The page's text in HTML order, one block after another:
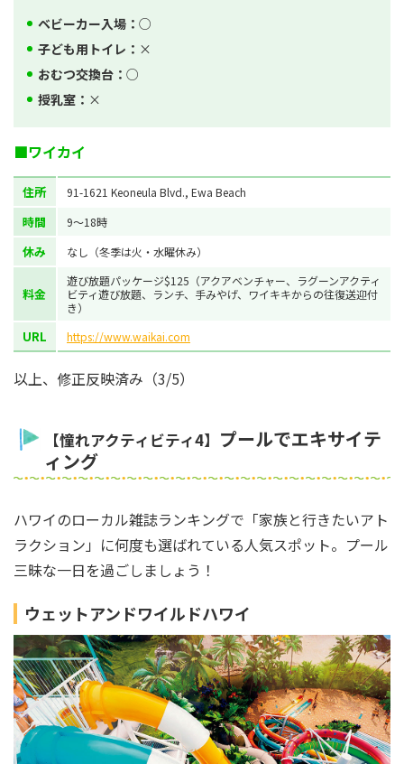
ベビーカー入場： ○
子ども用トイレ： ×
おむつ交換台： ○
授乳室： ×
■ワイカイ
住所 91-1621 Keoneula Blvd., Ewa Beach
時間 9～18時
休み なし（冬季は火・水曜休み）
料金
遊び放題パッケージ$125（アクアベンチャー、ラグーンアクティ
ビティ遊び放題、ランチ、手みやげ、ワイキキからの往復送迎付
き）
URL https://www.waikai.com
以上、修正反映済み（3/5）
【憧れアクティビティ4】 プールでエキサイテ
ィング
ハワイのローカル雑誌ランキングで「家族と行きたいアト
ラクション」に何度も選ばれている人気スポット。プール
三昧な一日を過ごしましょう！
ウェットアンドワイルドハワイ